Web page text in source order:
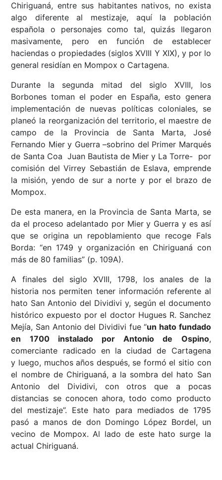
Chiriguaná, entre sus habitantes nativos, no exista
algo diferente al mestizaje, aquí la población
española o personajes como tal, quizás llegaron
masivamente, pero en función de establecer
haciendas o propiedades (siglos XVIII Y XIX), y por lo
general residían en Mompox o Cartagena.
Durante la segunda mitad del siglo XVIII, los
Borbones toman el poder en España, esto genera
implementación de nuevas políticas coloniales, se
planeó la reorganización del territorio, el maestre de
campo de la Provincia de Santa Marta, José
Fernando Mier y Guerra –sobrino del Primer Marqués
de Santa Coa Juan Bautista de Mier y La Torre- por
comisión del Virrey Sebastián de Eslava, emprende
la misión, yendo de sur a norte y por el brazo de
Mompox.
De esta manera, en la Provincia de Santa Marta, se
da el proceso adelantado por Mier y Guerra y es así
que se origina un repoblamiento que recoge Fals
Borda: “en 1749 y organización en Chiriguaná con
más de 80 familias” (p. 109A).
A finales del siglo XVIII, 1798, los anales de la
historia nos permiten tener información referente al
hato San Antonio del Dividivi y, según el documento
histórico expuesto por el doctor Hugues R. Sanchez
Mejía, San Antonio del Dividivi fue “un hato fundado
en 1700 instalado por Antonio de Ospino,
comerciante radicado en la ciudad de Cartagena
y luego, muchos años después, se formó el sitio con
el nombre de Chiriguaná, a la sombra del hato San
Antonio del Dividivi, con otros que a pocas
distancias se conocen ahora, todo como producto
del mestizaje”. Este hato para mediados de 1795
pasó a manos de don Domingo López Bordel, un
vecino de Mompox. Al lado de este hato surge la
actual Chiriguaná.